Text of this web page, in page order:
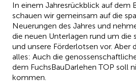
In einem Jahresrückblick auf dem
schauen wir gemeinsam auf die
Neuerungen des Jahres und
die neuen Unterlagen rund um die
und unsere Förderlotsen vor. Aber
alles: Auch die
dem FuchsBauDarlehen TOP soll
kommen.